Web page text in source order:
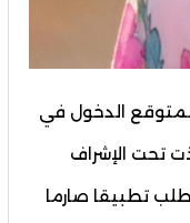
الدخول في
تحت الإشراف
تطبيقا صارما